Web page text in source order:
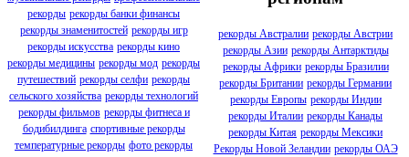
рекорды рекорды банки финансы
рекорды знаменитостей рекорды игр
рекорды искусства рекорды кино
рекорды медицины рекорды мод рекорды
путешествий рекорды селфи рекорды
сельского хозяйства рекорды технологий
рекорды фильмов рекорды фитнеса и
бодибилдинга спортивные рекорды
температурные рекорды фото рекорды
рекорды Австралии рекорды Австрии
рекорды Азии рекорды Антарктиды
рекорды Африки рекорды Бразилии
рекорды Британии рекорды Германии
рекорды Европы рекорды Индии
рекорды Италии рекорды Канады
рекорды Китая рекорды Мексики
Рекорды Новой Зеландии рекорды ОАЭ